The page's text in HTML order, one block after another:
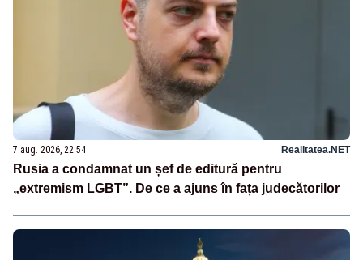
7 aug. 2026, 22:54 Realitatea.NET
Rusia a condamnat un șef de editură pentru
„extremism LGBT”. De ce a ajuns în fața judecătorilor